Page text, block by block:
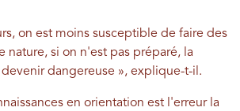
on est moins susceptible de faire des
nature, si on n'est pas préparé, la
dangereuse », explique-t-il.
en orientation est l'erreur la